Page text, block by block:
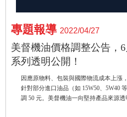
專題報導 2022/04/27
美督機油價格調整公告，
系列透明公開！
因應原物料、包裝與國際物流成本上漲
針對部分進口油品（如 15W50、5W40
調 50 元。美督機油一向堅持產品來源透